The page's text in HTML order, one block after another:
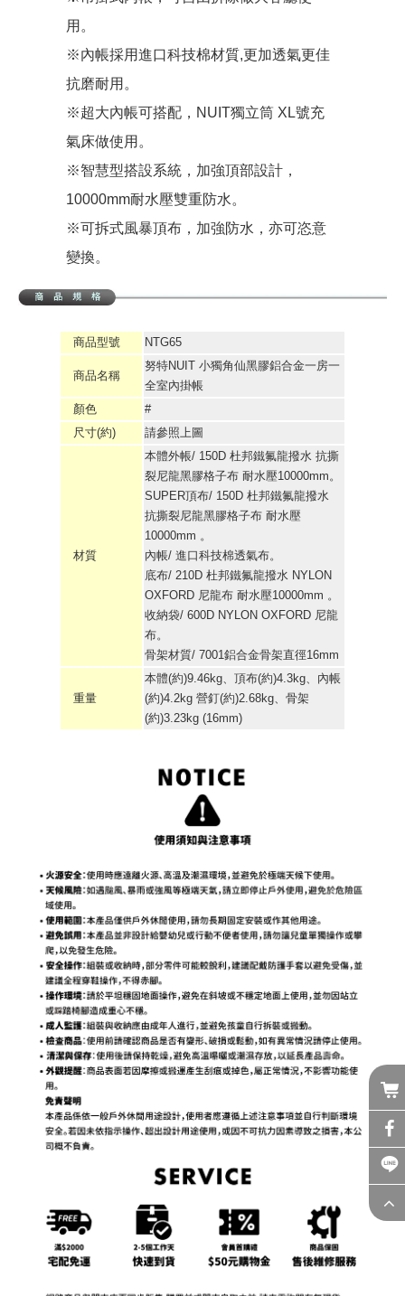
用。
※內帳採用進口科技棉材質,更加透氣更佳
抗磨耐用。
※超大內帳可搭配，NUIT獨立筒 XL號充
氣床做使用。
※智慧型搭設系統，加強頂部設計，
10000mm耐水壓雙重防水。
※可拆式風暴頂布，加強防水，亦可恣意
變換。
商品型號 NTG65
商品名稱
努特NUIT 小獨角仙黑膠鋁合金一房一
全室內掛帳
顏色
#
尺寸(約)
請參照上圖
材質
本體外帳/ 150D 杜邦鐵氟龍撥水 抗撕
裂尼龍黑膠格子布 耐水壓10000mm。
SUPER頂布/ 150D 杜邦鐵氟龍撥水
抗撕裂尼龍黑膠格子布 耐水壓
10000mm 。
內帳/ 進口科技棉透氣布。
底布/ 210D 杜邦鐵氟龍撥水 NYLON
OXFORD 尼龍布 耐水壓10000mm 。
收納袋/ 600D NYLON OXFORD 尼龍
布。
骨架材質/ 7001鋁合金骨架直徑16mm
重量
本體(約)9.46kg、頂布(約)4.3kg、內帳
(約)4.2kg 營釘(約)2.68kg、骨架
(約)3.23kg (16mm)